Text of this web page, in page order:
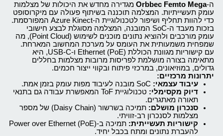
ה-Orbbec Femto Mega מגדירה מחדש את היכולות של מצלמות
עומק תעשייתיות. המצלמה תוכננה בשיתוף פעולה עם מיקרוסופט
כדי להוות תחליף ושיפור לטכנולוגיית ה-Azure Kinect המפורסמת.
בזכות מעבד ה-SoC המובנה, המצלמה מסוגלת לבצע חישובי
עומק מורכבים ולהוציא נתונים מוכנים לשימוש (Point Cloud), מה
שמפחית משמעותית את העומס על מערכת המחשוב המארחת.
עם קישוריות מגוונת הכוללת Ethernet (PoE) ו-USB-C, היא
מתאימה בצורה מושלמת לפריסות מרובות מצלמות בחללים
גדולים, במוזיאונים, במרכזי פיתוח ובקווי ייצור חכמים.
יתרונות מרכזיים:
עיבוד עצמאי:
דיוק מקסימלי:
טכנולוגיית ToF המאפשרת עבודה גם בתנאי
תאורה מאתגרים.
סנכרון מושלם:
תמיכה בשרשור (Daisy Chain) של מספר
מצלמות לסנכרון רב-זוויתי.
קישוריות תעשייתית:
תמיכה ב-Power over Ethernet (PoE)
להעברת נתונים ומתח בכבל יחיד.